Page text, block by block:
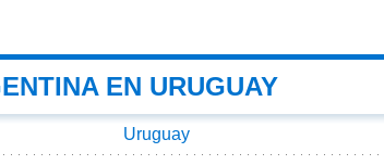
EN URUGUAY
Uruguay